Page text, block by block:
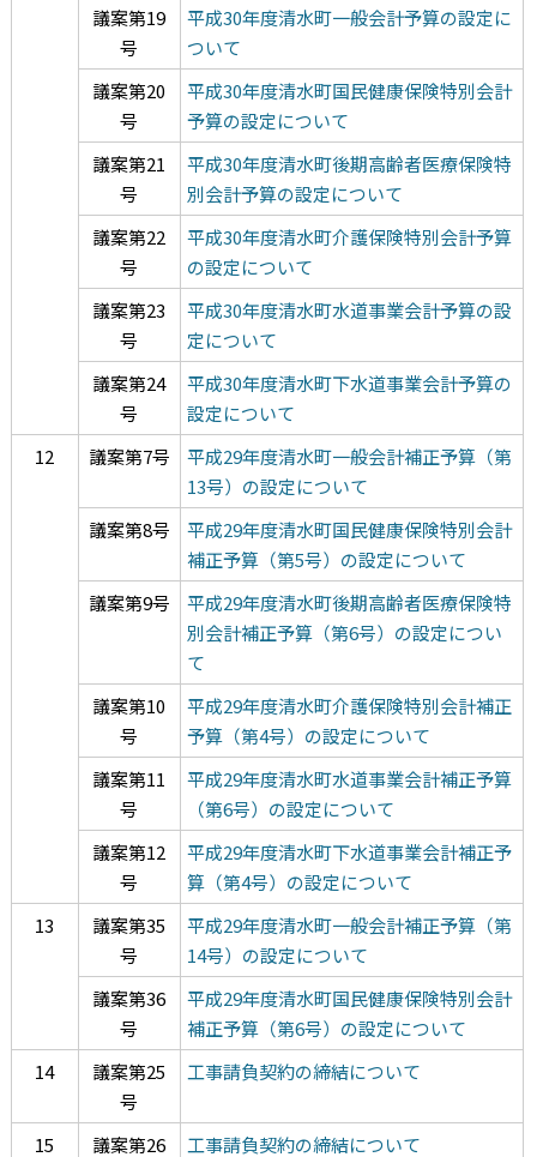
議案第19
号
平成30年度清水町一般会計予算の設定に
ついて
議案第20
号
平成30年度清水町国民健康保険特別会計
予算の設定について
議案第21
号
平成30年度清水町後期高齢者医療保険特
別会計予算の設定について
議案第22
号
平成30年度清水町介護保険特別会計予算
の設定について
議案第23
号
平成30年度清水町水道事業会計予算の設
定について
議案第24
号
平成30年度清水町下水道事業会計予算の
設定について
12
議案第7号
平成29年度清水町一般会計補正予算（第
13号）の設定について
議案第8号
平成29年度清水町国民健康保険特別会計
補正予算（第5号）の設定について
議案第9号
平成29年度清水町後期高齢者医療保険特
別会計補正予算（第6号）の設定につい
て
議案第10
号
平成29年度清水町介護保険特別会計補正
予算（第4号）の設定について
議案第11
号
平成29年度清水町水道事業会計補正予算
（第6号）の設定について
議案第12
号
平成29年度清水町下水道事業会計補正予
算（第4号）の設定について
13
議案第35
号
平成29年度清水町一般会計補正予算（第
14号）の設定について
議案第36
号
平成29年度清水町国民健康保険特別会計
補正予算（第6号）の設定について
14
議案第25
号
工事請負契約の締結について
15 議案第26 工事請負契約の締結について